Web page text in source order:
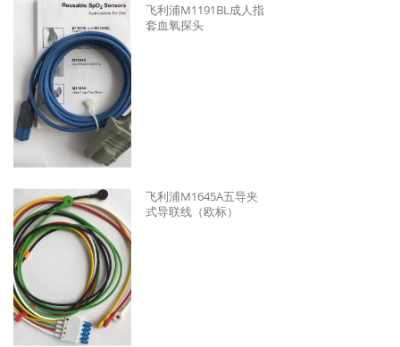
飞利浦M1191BL成人指
套血氧探头
飞利浦M1645A五导夹
式导联线（欧标）